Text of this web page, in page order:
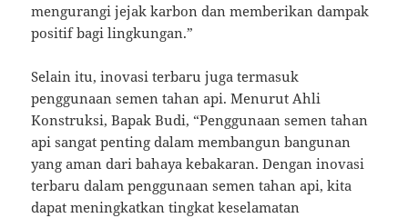
mengurangi jejak karbon dan memberikan dampak
positif bagi lingkungan.”
Selain itu, inovasi terbaru juga termasuk
penggunaan semen tahan api. Menurut Ahli
Konstruksi, Bapak Budi, “Penggunaan semen tahan
api sangat penting dalam membangun bangunan
yang aman dari bahaya kebakaran. Dengan inovasi
terbaru dalam penggunaan semen tahan api, kita
dapat meningkatkan tingkat keselamatan